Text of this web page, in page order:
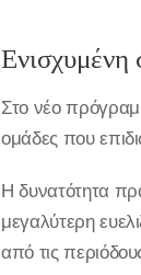
Ενισχυμένη
Στο νέο
ομάδες που
Η δυνατότητα
μεγαλύτερη
από τις